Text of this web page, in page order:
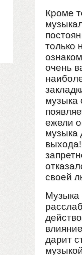
Кроме
только
очень
музыка
ежели
музыка
выхода!
своей
Музыка
дарит